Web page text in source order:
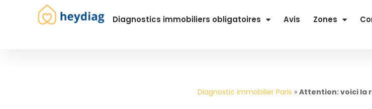
Diagnostics immobiliers obligatoires Avis Zones
Diagnostic immobilier Paris » Attention: voici la